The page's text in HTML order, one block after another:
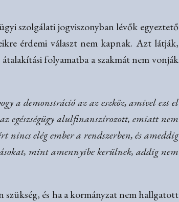
szolgálati jogviszonyban lévők egyeztető
érdemi választ nem kapnak. Azt látják,
folyamatba a szakmát nem vonják
a demonstráció az az eszköz, amivel ezt el
egészségügy alulfinanszírozott, emiatt nem
nincs elég ember a rendszerben, és ameddig
mint amennyibe kerülnek, addig nem
szükség, és ha a kormányzat nem hallgatott